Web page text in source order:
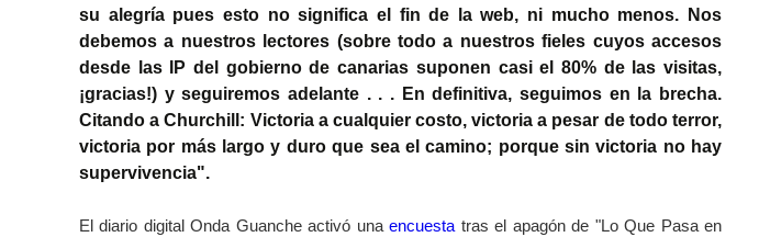
su alegría pues esto no significa el fin de la web, ni mucho menos. Nos
debemos a nuestros lectores (sobre todo a nuestros fieles cuyos accesos
desde las IP del gobierno de canarias suponen casi el 80% de las visitas,
¡gracias!) y seguiremos adelante . . . En definitiva, seguimos en la brecha.
Citando a Churchill: Victoria a cualquier costo, victoria a pesar de todo terror,
victoria por más largo y duro que sea el camino; porque sin victoria no hay
supervivencia".
El diario digital Onda Guanche activó unaencuesta tras el apagón de "Lo Que Pasa en